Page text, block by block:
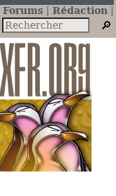
Forums
Rédaction